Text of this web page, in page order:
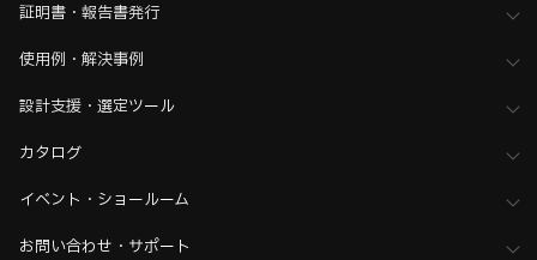
証明書・報告書発行
使用例・解決事例
設計支援・選定ツール
カタログ
イベント・ショールーム
お問い合わせ・サポート